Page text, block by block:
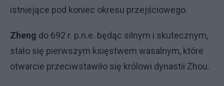
istniejące pod koniec okresu przejściowego.
Zheng do 692 r. p.n.e. będąc silnym i skutecznym,
stało się pierwszym księstwem wasalnym, które
otwarcie przeciwstawiło się królowi dynastii Zhou.